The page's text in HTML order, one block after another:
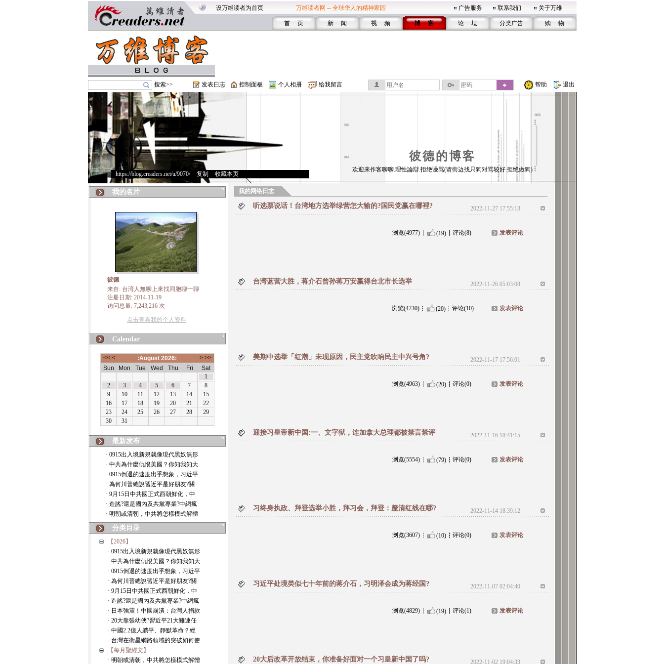
设万维读者为首页 万维读者网 -- 全球华人的精神家园 广告服务 联系我们 关于万维
首 页 新 闻 视 频 博 客 论 坛 分类广告 购 物
搜索>> 发表日志 控制面板 个人相册 给我留言 帮助 退出
彼德的博客
https://blog.creaders.net/u/9070/> 复制 收藏本页
欢迎来作客聊聊.理性論辯.拒绝谩骂(请街边找只狗对骂较好.拒绝做狗)
我的名片
彼德
来自: 台湾人無聊上來找同胞聊一聊
注册日期: 2014-11-19
访问总量: 7,243,216 次
点击查看我的个人资料
Calendar
最新发布
· 0915出入境新規就像現代黑奴無形
· 中共為什麼仇恨美國？你知我知大
· 0915倒退的速度出乎想象，习近平
· 為何川普總說習近平是好朋友?關
· 9月15日中共國正式西朝鮮化，中
· 造謠?還是國內及共黨專業?中網瘋
· 明朝或清朝，中共將怎樣模式解體
分类目录
【2026】
· 0915出入境新規就像現代黑奴無形
· 中共為什麼仇恨美國？你知我知大
· 0915倒退的速度出乎想象，习近平
· 為何川普總說習近平是好朋友?關
· 9月15日中共國正式西朝鮮化，中
· 造謠?還是國內及共黨專業?中網瘋
· 日本強震！中國崩潰：台灣人捐款
· 20大靠張幼俠?習近平21大難連任
· 中國2.2億人躺平、靜默革命？經
· 台灣在衛星網路領域的突破如何使
【每月聖經文】
· 明朝或清朝，中共將怎樣模式解體
我的网络日志
听选票说话！台湾地方选举绿营怎大输的?国民党赢在哪裡? 2022-11-27 17:55:13
浏览(4977) (19) 评论(8) 发表评论
台湾蓝营大胜，蒋介石曾孙蒋万安赢得台北市长选举 2022-11-26 05:03:08
浏览(4730) (20) 评论(10) 发表评论
美期中选举「红潮」未现原因，民主党吹响民主中兴号角? 2022-11-17 17:56:01
浏览(4963) (20) 评论(0) 发表评论
迎接习皇帝新中国:一、文字狱，连加拿大总理都被禁言禁评 2022-11-16 18:41:15
浏览(5554) (79) 评论(0) 发表评论
习终身执政、拜登选举小胜，拜习会，拜登：釐清红线在哪? 2022-11-14 18:39:12
浏览(3607) (10) 评论(0) 发表评论
习近平处境类似七十年前的蒋介石，习明泽会成为蒋经国? 2022-11-07 02:04:40
浏览(4829) (19) 评论(1) 发表评论
20大后改革开放结束，你准备好面对一个习皇新中国了吗? 2022-11-02 19:04:33